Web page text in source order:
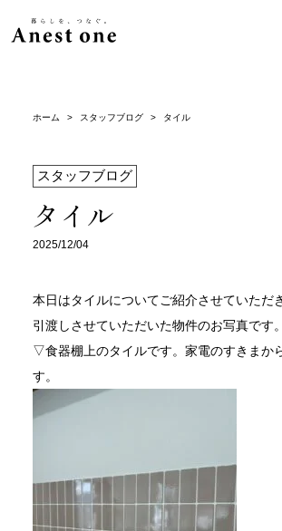
ホーム > スタッフブログ > タイル
スタッフブログ
タイル
2025/12/04
本日はタイルについてご紹介させていただ
引渡しさせていただいた物件のお写真です。
▽食器棚上のタイルです。家電のすきまか
す。